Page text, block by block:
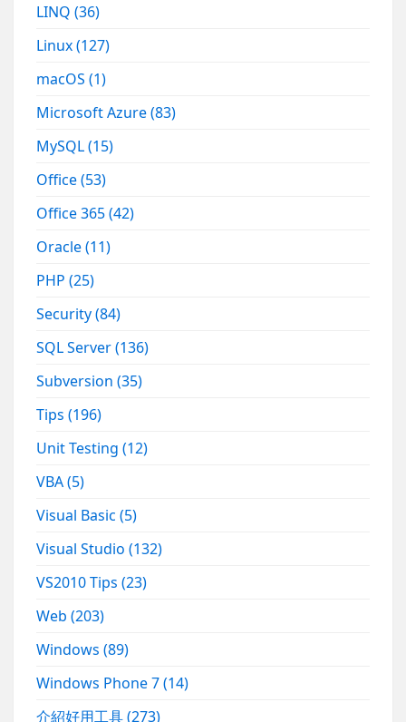
LINQ(36)
Linux(127)
macOS(1)
Microsoft Azure(83)
MySQL(15)
Office(53)
Office 365(42)
Oracle(11)
PHP(25)
Security(84)
SQL Server(136)
Subversion(35)
Tips(196)
Unit Testing(12)
VBA(5)
Visual Basic(5)
Visual Studio(132)
VS2010 Tips(23)
Web(203)
Windows(89)
Windows Phone 7(14)
介紹好用工具(273)